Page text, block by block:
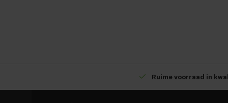
✔Weerbestendig en vorstbestendig– Bestand
Ruime voorraad in